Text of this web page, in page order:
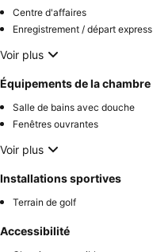
Centre d'affaires
Enregistrement / départ express
Voir plus
Équipements de la chambre
Salle de bains avec douche
Fenêtres ouvrantes
Voir plus
Installations sportives
Terrain de golf
Accessibilité